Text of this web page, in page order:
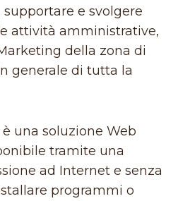
e svolgere
attività amministrative,
della zona di
generale di tutta la
una soluzione Web
tramite una
ad Internet e senza
programmi o